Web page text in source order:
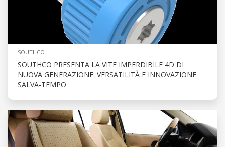
SOUTHCO
SOUTHCO PRESENTA LA VITE IMPERDIBILE 4D DI
NUOVA GENERAZIONE: VERSATILITÀ E INNOVAZIONE
SALVA-TEMPO